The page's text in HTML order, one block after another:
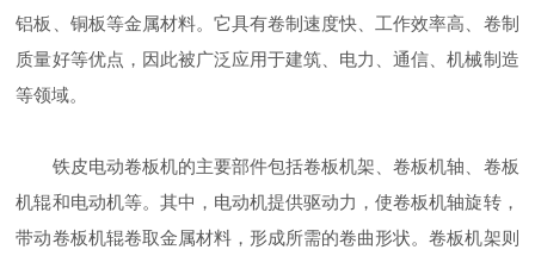
铝板、铜板等金属材料。它具有卷制速度快、工作效率高、卷制
质量好等优点，因此被广泛应用于建筑、电力、通信、机械制造
等领域。
铁皮电动卷板机的主要部件包括卷板机架、卷板机轴、卷板
机辊和电动机等。其中，电动机提供驱动力，使卷板机轴旋转，
带动卷板机辊卷取金属材料，形成所需的卷曲形状。卷板机架则